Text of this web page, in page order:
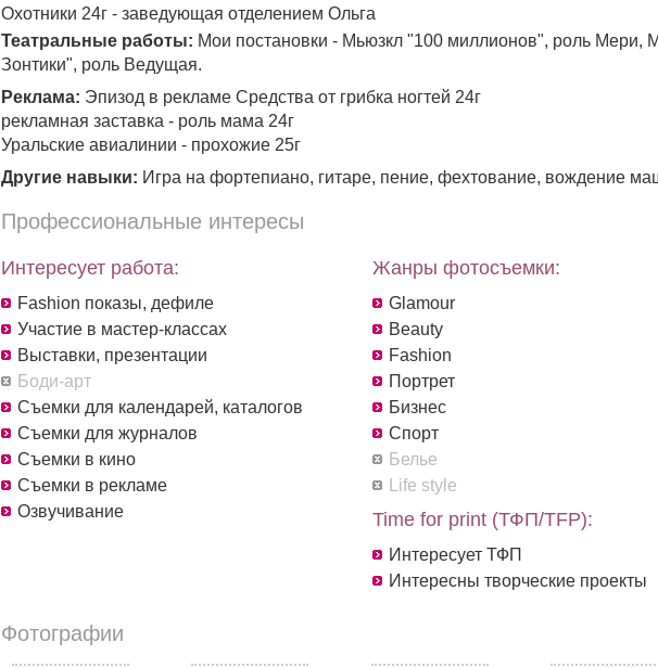
Охотники 24г - заведующая отделением Ольга
Театральные работы: Мои постановки - Мьюзкл "100 миллионов", роль Мери,
Зонтики", роль Ведущая.
Реклама: Эпизод в рекламе Средства от грибка ногтей 24г
рекламная заставка - роль мама 24г
Уральские авиалинии - прохожие 25г
Другие навыки: Игра на фортепиано, гитаре, пение, фехтование, вождение
Профессиональные интересы
Интересует работа:
Fashion показы, дефиле
Участие в мастер-классах
Выставки, презентации
Боди-арт
Съемки для календарей, каталогов
Съемки для журналов
Съемки в кино
Съемки в рекламе
Озвучивание
Жанры фотосъемки:
Glamour
Beauty
Fashion
Портрет
Бизнес
Спорт
Белье
Life style
Time for print (ТФП/TFP):
Интересует ТФП
Интересны творческие проекты
Фотографии